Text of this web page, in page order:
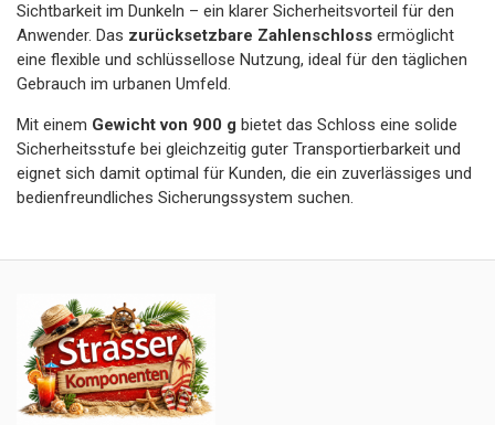
Sichtbarkeit im Dunkeln – ein klarer Sicherheitsvorteil für den
Anwender. Das zurücksetzbare Zahlenschloss ermöglicht
eine flexible und schlüssellose Nutzung, ideal für den täglichen
Gebrauch im urbanen Umfeld.
Mit einem Gewicht von 900 g bietet das Schloss eine solide
Sicherheitsstufe bei gleichzeitig guter Transportierbarkeit und
eignet sich damit optimal für Kunden, die ein zuverlässiges und
bedienfreundliches Sicherungssystem suchen.